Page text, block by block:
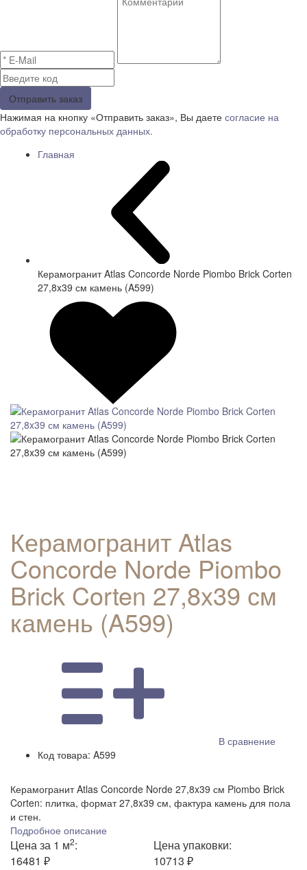
Отправить заказ
Нажимая на кнопку «Отправить заказ», Вы даете согласие на
обработку персональных данных.
Главная
Керамогранит Atlas Concorde Norde Piombo Brick Corten
27,8x39 см камень (A599)
Керамогранит Atlas
Concorde Norde Piombo
Brick Corten 27,8x39 см
камень (A599)
В сравнение
Код товара: A599
Керамогранит Atlas Concorde Norde 27,8x39 см Piombo Brick
Corten: плитка, формат 27,8x39 см, фактура камень для пола
и стен.
Подробное описание
Цена за 1 м2:
16481 ₽
Цена упаковки:
10713 ₽